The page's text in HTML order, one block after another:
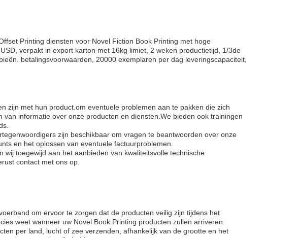
Printing diensten voor Novel Fiction Book Printing met hoge
verpakt in export karton met 16kg limiet, 2 weken productietijd, 1/3de
betalingsvoorwaarden, 20000 exemplaren per dag leveringscapaciteit,
zijn met hun product.om eventuele problemen aan te pakken die zich
informatie over onze producten en diensten.We bieden ook trainingen
zijn beschikbaar om vragen te beantwoorden over onze
en het oplossen van eventuele factuurproblemen.
toegewijd aan het aanbieden van kwaliteitsvolle technische
contact met ons op.
om ervoor te zorgen dat de producten veilig zijn tijdens het
weet wanneer uw Novel Book Printing producten zullen arriveren.
per land, lucht of zee verzenden, afhankelijk van de grootte en het